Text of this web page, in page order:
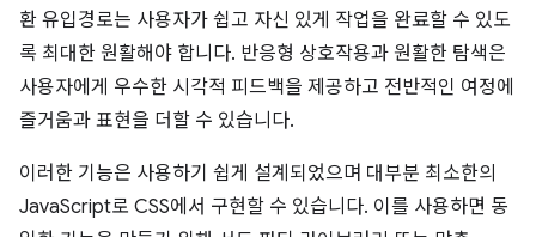
환 유입경로는 사용자가 쉽고 자신 있게 작업을 완료할 수 있도
록 최대한 원활해야 합니다. 반응형 상호작용과 원활한 탐색은
사용자에게 우수한 시각적 피드백을 제공하고 전반적인 여정에
즐거움과 표현을 더할 수 있습니다.
이러한 기능은 사용하기 쉽게 설계되었으며 대부분 최소한의
JavaScript로 CSS에서 구현할 수 있습니다. 이를 사용하면 동